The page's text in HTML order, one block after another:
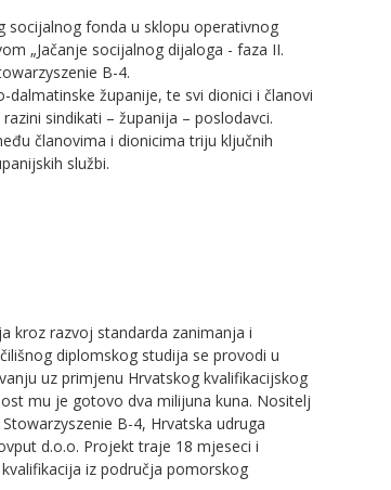
socijalnog fonda u sklopu operativnog
„Jačanje socijalnog dijaloga - faza II.
B-4.
dalmatinske županije, te svi dionici i članovi
sindikati – županija – poslodavci.
članovima i dionicima triju ključnih
službi.
kroz razvoj standarda zanimanja i
diplomskog studija se provodi u
uz primjenu Hrvatskog kvalifikacijskog
mu je gotovo dva milijuna kuna. Nositelj
B-4, Hrvatska udruga
d.o.o. Projekt traje 18 mjeseci i
iz područja pomorskog